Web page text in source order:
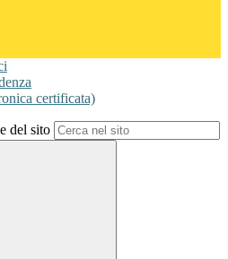
certificata)
del sito